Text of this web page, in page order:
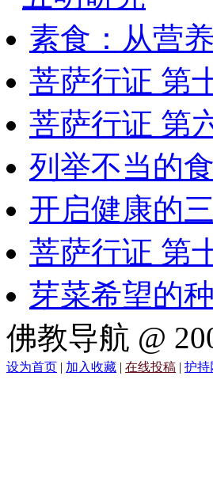
素食：从营
菩萨行证 第
菩萨行证 第
列举不当的
开启健康的
菩萨行证 第
芽菜希望的
佛教导航 @
设为首页 | 加入收藏 | 在线投稿 | 护持